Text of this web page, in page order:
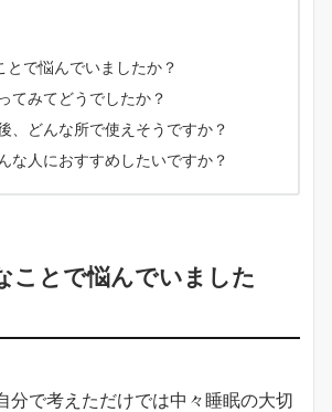
とで悩んでいましたか？
てみてどうでしたか？
、どんな所で使えそうですか？
な人におすすめしたいですか？
ことで悩んでいました
分で考えただけでは中々睡眠の大切